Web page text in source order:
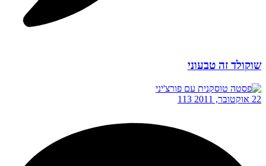
שוקולד זה טבעוני
22 אוקטובר, 2011 113